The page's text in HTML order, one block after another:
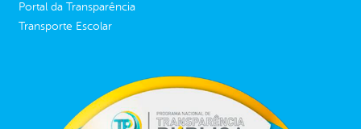
Portal da Transparência
Transporte Escolar